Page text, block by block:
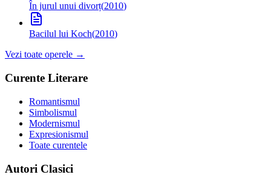
În jurul unui divorț(2010)
Bacilul lui Koch(2010)
Vezi toate operele →
Curente Literare
Romantismul
Simbolismul
Modernismul
Expresionismul
Toate curentele
Autori Clasici